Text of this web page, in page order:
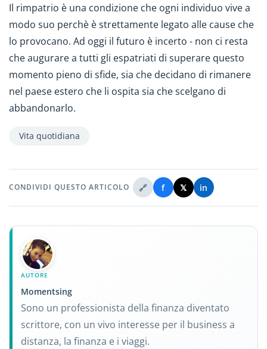
Il rimpatrio è una condizione che ogni individuo vive a
modo suo perchè è strettamente legato alle cause che
lo provocano. Ad oggi il futuro è incerto - non ci resta
che augurare a tutti gli espatriati di superare questo
momento pieno di sfide, sia che decidano di rimanere
nel paese estero che li ospita sia che scelgano di
abbandonarlo.
Vita quotidiana
CONDIVIDI QUESTO ARTICOLO 🔗 f 𝕏 in
AUTORE
Momentsing
Sono un professionista della finanza diventato
scrittore, con un vivo interesse per il business a
distanza, la finanza e i viaggi.